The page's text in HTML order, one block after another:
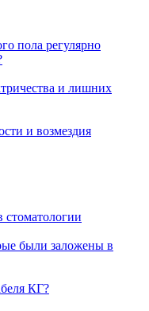
пола регулярно
и лишних
и возмездия
стоматологии
были заложены в
КГ?